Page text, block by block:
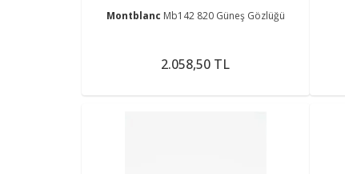
Montblanc Mb142 820 Güneş Gözlüğü
2.058,50 TL